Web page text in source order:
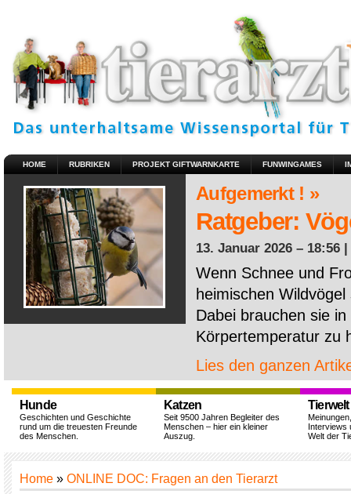
HOME RUBRIKEN PROJEKT GIFTWARNKARTE FUNWINGAMES
Aufgemerkt ! »
Ratgeber:
13. Januar 2026 – 18:56 |
Wenn Schnee und
heimischen
Dabei brauchen sie
Körpertemperatur zu
Lies den ganzen
Hunde
Geschichten und Geschichte
rund um die treuesten Freunde
des Menschen.
Katzen
Seit 9500 Jahren Begleiter des
Menschen – hier ein kleiner
Auszug.
Tierwelt
Interviews
Welt der
Home » ONLINE DOC: Fragen an den Tierarzt